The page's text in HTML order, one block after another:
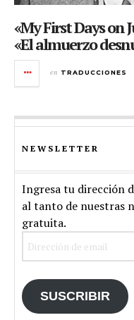
«My First Days on
«El almuerzo
en TRADUCCIONES
NEWSLETTER
Ingresa tu dirección
al tanto de nuestras
gratuita.
SUSCRIBIR